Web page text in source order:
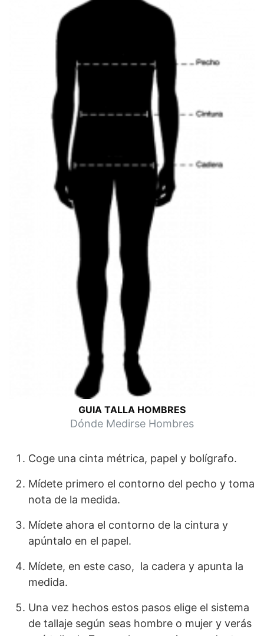
GUIA TALLA HOMBRES
Dónde Medirse Hombres
Coge una cinta métrica, papel y bolígrafo.
Mídete primero el contorno del pecho y toma
nota de la medida.
Mídete ahora el contorno de la cintura y
apúntalo en el papel.
Mídete, en este caso, la cadera y apunta la
medida.
Una vez hechos estos pasos elige el sistema
de tallaje según seas hombre o mujer y verás